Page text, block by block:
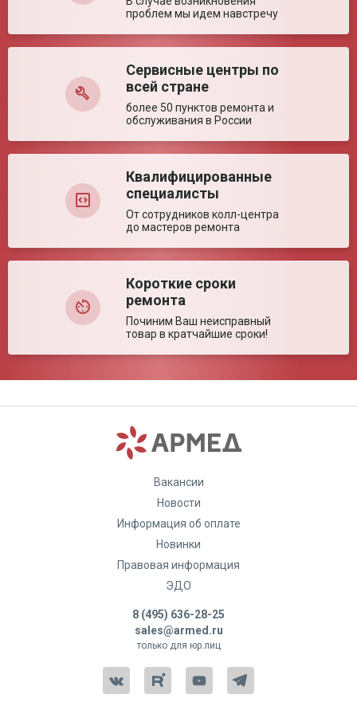
8 мл
Ключевые преимущества
Особенности
Мощная классическая модель в компактном
размере обеспечивает эффективное
комплектацией и простым управлением
Оставить отзыв
проблем мы идем навстречу
Сервисные центры по
всей стране
более 50 пунктов ремонта и
обслуживания в России
Квалифицированные
специалисты
От сотрудников колл-центра
до мастеров ремонта
Короткие сроки
ремонта
Починим Ваш неисправный
товар в кратчайшие сроки!
Вакансии
Новости
Информация об оплате
Новинки
Правовая информация
ЭДО
8 (495) 636-28-25
sales@armed.ru
только для юр.лиц